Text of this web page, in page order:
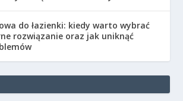
do łazienki: kiedy warto wybrać
rozwiązanie oraz jak uniknąć